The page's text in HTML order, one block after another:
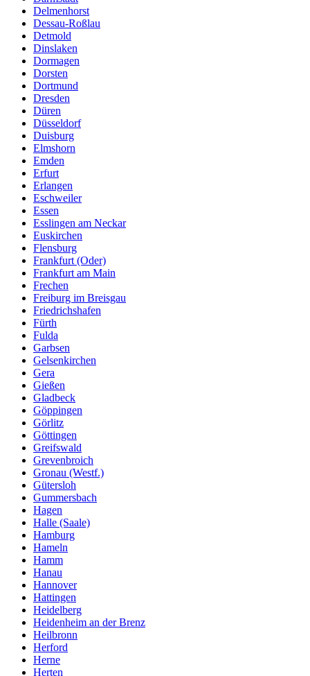
Delmenhorst
Dessau-Roßlau
Detmold
Dinslaken
Dormagen
Dorsten
Dortmund
Dresden
Düren
Düsseldorf
Duisburg
Elmshorn
Emden
Erfurt
Erlangen
Eschweiler
Essen
Esslingen am Neckar
Euskirchen
Flensburg
Frankfurt (Oder)
Frankfurt am Main
Frechen
Freiburg im Breisgau
Friedrichshafen
Fürth
Fulda
Garbsen
Gelsenkirchen
Gera
Gießen
Gladbeck
Göppingen
Görlitz
Göttingen
Greifswald
Grevenbroich
Gronau (Westf.)
Gütersloh
Gummersbach
Hagen
Halle (Saale)
Hamburg
Hameln
Hamm
Hanau
Hannover
Hattingen
Heidelberg
Heidenheim an der Brenz
Heilbronn
Herford
Herne
Herten